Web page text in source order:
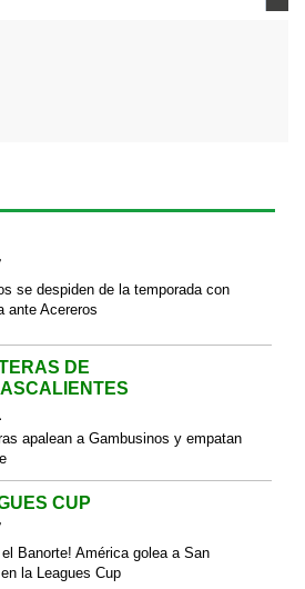
se despiden de la temporada con
ante Acereros
DE
apalean a Gambusinos y empatan
CUP
el Banorte! América golea a San
la Leagues Cup